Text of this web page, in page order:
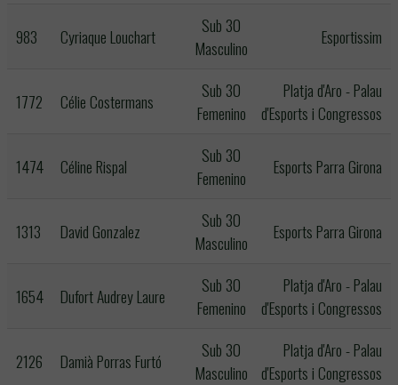
983 Cyriaque Louchart
Sub 30
Masculino
Esportissim
1772 Célie Costermans
Sub 30
Femenino
Platja d'Aro - Palau
d'Esports i Congressos
1474 Céline Rispal
Sub 30
Femenino
Esports Parra Girona
1313 David Gonzalez
Sub 30
Masculino
Esports Parra Girona
1654 Dufort Audrey Laure
Sub 30
Femenino
Platja d'Aro - Palau
d'Esports i Congressos
2126 Damià Porras Furtó
Sub 30
Masculino
Platja d'Aro - Palau
d'Esports i Congressos